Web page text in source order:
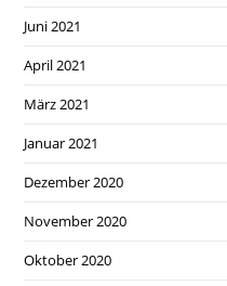
Juni 2021
April 2021
März 2021
Januar 2021
Dezember 2020
November 2020
Oktober 2020